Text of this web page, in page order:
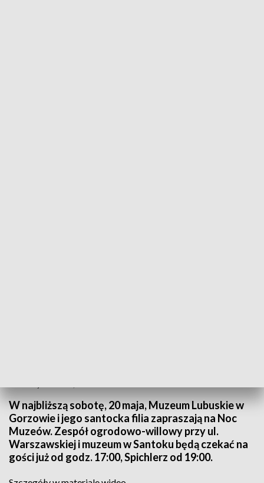
W najbliższą sobotę, 20 maja, Muzeum Lubuskie w
Gorzowie i jego santocka filia zapraszają na Noc
Muzeów. Zespół ogrodowo-willowy przy ul.
Warszawskiej i muzeum w Santoku będą czekać na
gości już od godz. 17:00, Spichlerz od 19:00.